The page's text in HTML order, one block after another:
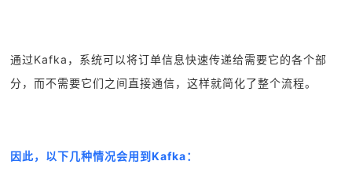
通过Kafka，系统可以将订单信息快速传递给需要它的各个部
分，而不需要它们之间直接通信，这样就简化了整个流程。
因此，以下几种情况会用到Kafka：